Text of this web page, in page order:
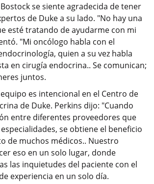
se siente agradecida de tener
de Duke a su lado. "No hay una
esté tratando de ayudarme con mi
"Mi oncólogo habla con el
quien a su vez habla
en cirugía endocrina.. Se comunican;
juntos.
es intencional en el Centro de
de Duke. Perkins dijo: "Cuando
entre diferentes proveedores que
se obtiene el beneficio
de muchos médicos.. Nuestro
eso en un solo lugar, donde
las inquietudes del paciente con el
experiencia en un solo día.